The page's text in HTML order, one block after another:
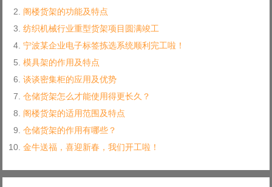
阁楼货架的功能及特点
纺织机械行业重型货架项目圆满竣工
宁波某企业电子标签拣选系统顺利完工啦！
模具架的作用及特点
谈谈密集柜的应用及优势
仓储货架怎么才能使用得更长久？
阁楼货架的适用范围及特点
仓储货架的作用有哪些？
金牛送福，喜迎新春，我们开工啦！